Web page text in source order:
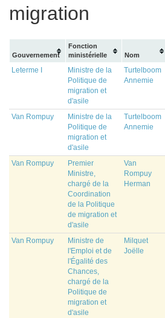
migration
Gouvernement
Fonction
ministérielle
Nom
Leterme I
Ministre de la
Politique de
migration et
d'asile
Turtelboom
Annemie
Van Rompuy
Ministre de la
Politique de
migration et
d'asile
Turtelboom
Annemie
Van Rompuy
Premier
Ministre,
chargé de la
Coordination
de la Politique
de migration et
d'asile
Van
Rompuy
Herman
Van Rompuy
Ministre de
l'Emploi et de
l'Égalité des
Chances,
chargé de la
Politique de
migration et
d'asile
Milquet
Joëlle